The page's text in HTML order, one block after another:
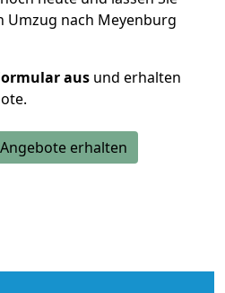
Umzug nach Meyenburg
aus und erhalten
erhalten